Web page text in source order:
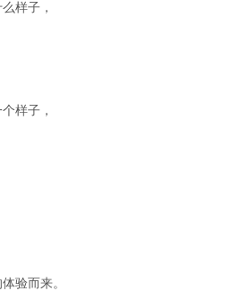
样子，
样子，
验而来。